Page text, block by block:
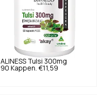
ALINESS Tulsi 300mg
90 Kappen. €11,59